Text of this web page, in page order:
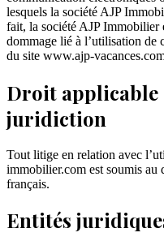
lesquels la société AJP
fait, la société AJP Immobilier
dommage lié à l’utilisation de
du site www.ajp-
Droit
juridiction
Tout litige en relation avec
immobilier.com est soumis
français.
Entités